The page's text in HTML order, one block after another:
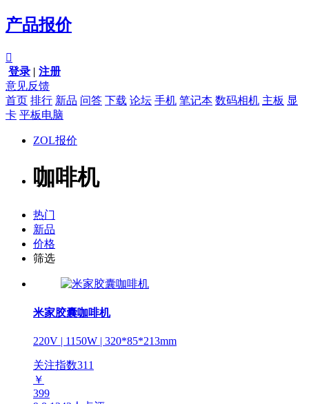
产品报价

登录 | 注册
意见反馈
首页 排行 新品 问答 下载 论坛 手机 笔记本 数码相机 主板 显
卡 平板电脑
ZOL报价
咖啡机
热门
新品
价格
筛选
米家胶囊咖啡机
220V | 1150W | 320*85*213mm
关注指数311
￥
399